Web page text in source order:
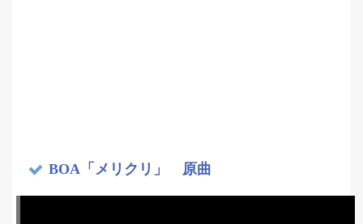
BOA「メリクリ」 原曲